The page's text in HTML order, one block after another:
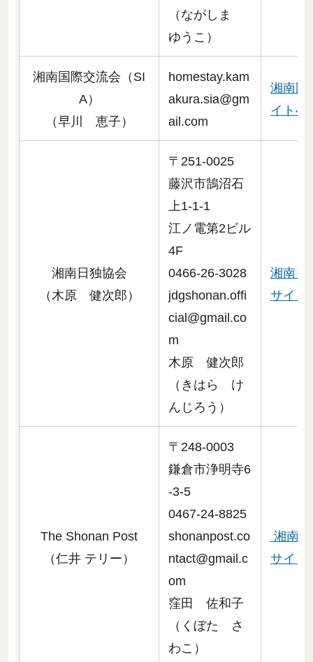
（ながしま
ゆうこ）
湘南国際交流会（SI
A）
（早川 恵子）
homestay.kam
akura.sia@gm
ail.com
湘南国
イトへ
湘南日独協会
（木原 健次郎）
〒251-0025
藤沢市鵠沼石
上1-1-1
江ノ電第2ビル
4F
0466-26-3028
jdgshonan.offi
cial@gmail.co
m
木原 健次郎
（きはら け
んじろう）
湘南日
サイト
The Shonan Post
（仁井 テリー）
〒248-0003
鎌倉市浄明寺6
-3-5
0467-24-8825
shonanpost.co
ntact@gmail.c
om
窪田 佐和子
（くぼた さ
わこ）
湘南
サイト